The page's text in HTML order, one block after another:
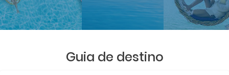
Guia de destino